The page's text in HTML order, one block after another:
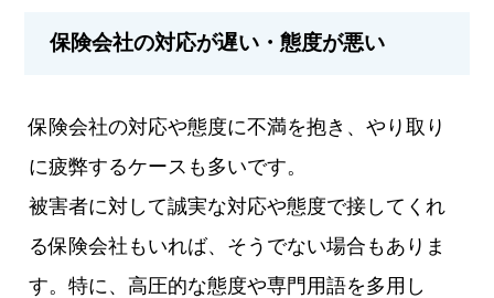
保険会社の対応が遅い・態度が悪い
保険会社の対応や態度に不満を抱き、やり取り
に疲弊するケースも多いです。
被害者に対して誠実な対応や態度で接してくれ
る保険会社もいれば、そうでない場合もありま
す。特に、高圧的な態度や専門用語を多用し